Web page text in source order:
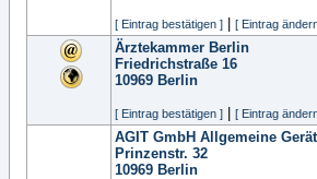
[ Eintrag bestätigen ] [ Eintrag
Ärztekammer Berlin
Friedrichstraße 16
10969 Berlin
[ Eintrag bestätigen ] [ Eintrag
AGIT GmbH Allgemeine
Prinzenstr. 32
10969 Berlin